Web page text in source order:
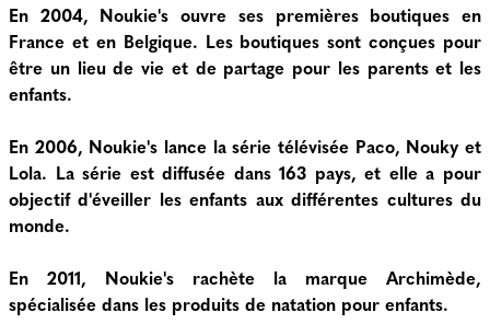
En 2004, Noukie's ouvre ses premières boutiques en
France et en Belgique. Les boutiques sont conçues pour
être un lieu de vie et de partage pour les parents et les
enfants.
En 2006, Noukie's lance la série télévisée Paco, Nouky et
Lola. La série est diffusée dans 163 pays, et elle a pour
objectif d'éveiller les enfants aux différentes cultures du
monde.
En 2011, Noukie's rachète la marque Archimède,
spécialisée dans les produits de natation pour enfants.